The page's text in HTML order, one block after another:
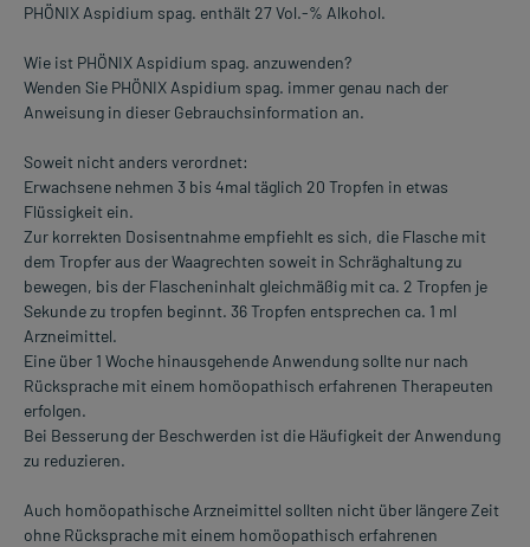
PHÖNIX Aspidium spag. enthält 27 Vol.-% Alkohol.
Wie ist PHÖNIX Aspidium spag. anzuwenden?
Wenden Sie PHÖNIX Aspidium spag. immer genau nach der
Anweisung in dieser Gebrauchsinformation an.
Soweit nicht anders verordnet:
Erwachsene nehmen 3 bis 4mal täglich 20 Tropfen in etwas
Flüssigkeit ein.
Zur korrekten Dosisentnahme empfiehlt es sich, die Flasche mit
dem Tropfer aus der Waagrechten soweit in Schräghaltung zu
bewegen, bis der Flascheninhalt gleichmäßig mit ca. 2 Tropfen je
Sekunde zu tropfen beginnt. 36 Tropfen entsprechen ca. 1 ml
Arzneimittel.
Eine über 1 Woche hinausgehende Anwendung sollte nur nach
Rücksprache mit einem homöopathisch erfahrenen Therapeuten
erfolgen.
Bei Besserung der Beschwerden ist die Häufigkeit der Anwendung
zu reduzieren.
Auch homöopathische Arzneimittel sollten nicht über längere Zeit
ohne Rücksprache mit einem homöopathisch erfahrenen